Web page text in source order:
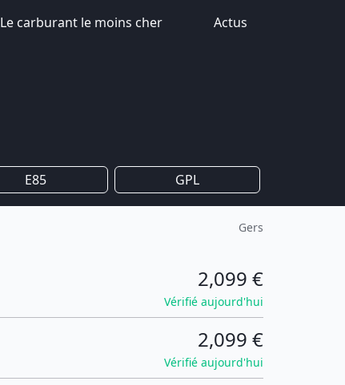
Le carburant le moins cher Actus
E85 GPL
Gers
2,099 €
Vérifié aujourd'hui
2,099 €
Vérifié aujourd'hui